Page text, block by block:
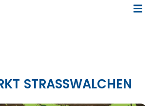
STRASSWALCHEN